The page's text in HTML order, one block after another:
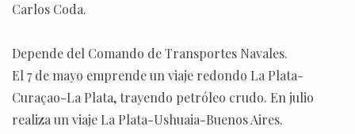
Carlos Coda.
Depende del Comando de Transportes Navales.
El 7 de mayo emprende un viaje redondo La Plata-
Curaçao-La Plata, trayendo petróleo crudo. En julio
realiza un viaje La Plata-Ushuaia-Buenos Aires.